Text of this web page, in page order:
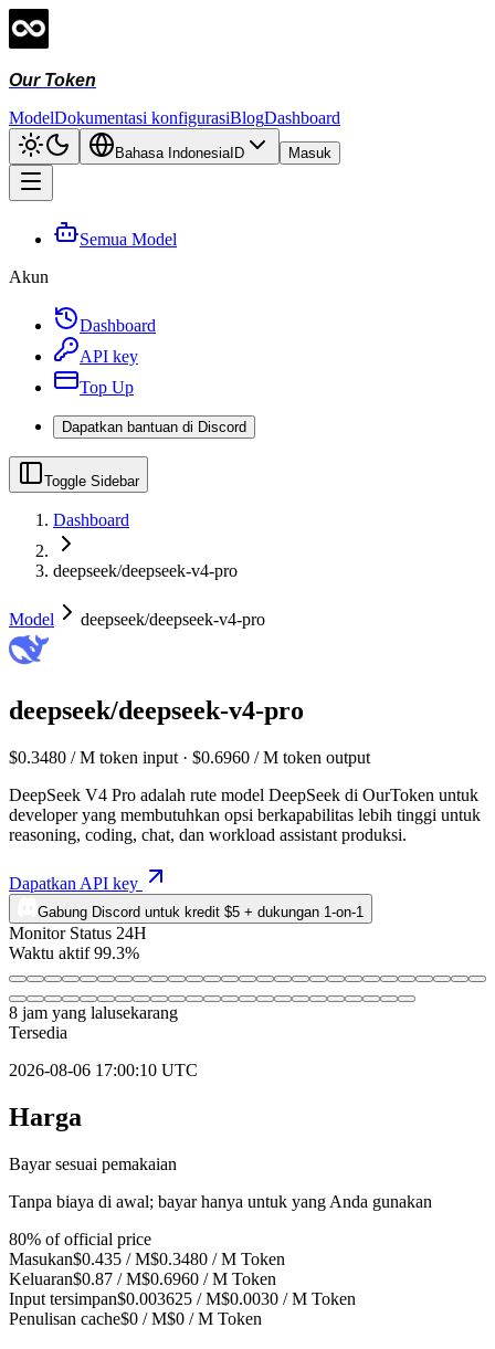
Our Token
ModelDokumentasi konfigurasiBlogDashboard
Bahasa IndonesiaID Masuk
Semua Model
Akun
Dashboard
API key
Top Up
Dapatkan bantuan di Discord
Toggle Sidebar
Dashboard
deepseek/deepseek-v4-pro
Model deepseek/deepseek-v4-pro
deepseek/deepseek-v4-pro
$0.3480 / M token input · $0.6960 / M token output
DeepSeek V4 Pro adalah rute model DeepSeek di OurToken untuk
developer yang membutuhkan opsi berkapabilitas lebih tinggi untuk
reasoning, coding, chat, dan workload assistant produksi.
Dapatkan API key
Gabung Discord untuk kredit $5 + dukungan 1-on-1
Monitor Status 24H
Waktu aktif 99.3%
8 jam yang lalusekarang
Tersedia
2026-08-06 17:00:10 UTC
Harga
Bayar sesuai pemakaian
Tanpa biaya di awal; bayar hanya untuk yang Anda gunakan
80% of official price
Masukan$0.435 / M$0.3480 / M Token
Keluaran$0.87 / M$0.6960 / M Token
Input tersimpan$0.003625 / M$0.0030 / M Token
Penulisan cache$0 / M$0 / M Token